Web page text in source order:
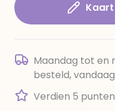
Maandag tot en
besteld,
Verdien 5